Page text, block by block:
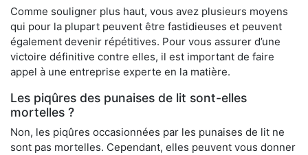
Comme souligner plus haut, vous avez plusieurs moyens
qui pour la plupart peuvent être fastidieuses et peuvent
également devenir répétitives. Pour vous assurer d’une
victoire définitive contre elles, il est important de faire
appel à une entreprise experte en la matière.
Les piqûres des punaises de lit sont-elles
mortelles ?
Non, les piqûres occasionnées par les punaises de lit ne
sont pas mortelles. Cependant, elles peuvent vous donner